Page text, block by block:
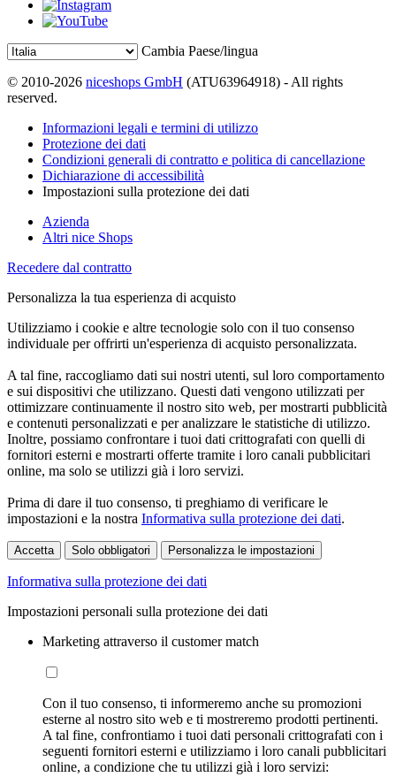
Cambia Paese/lingua
© 2010-2026 niceshops GmbH (ATU63964918) - All rights
reserved.
Informazioni legali e termini di utilizzo
Protezione dei dati
Condizioni generali di contratto e politica di cancellazione
Dichiarazione di accessibilità
Impostazioni sulla protezione dei dati
Azienda
Altri nice Shops
Recedere dal contratto
Personalizza la tua esperienza di acquisto
Utilizziamo i cookie e altre tecnologie solo con il tuo consenso
individuale per offrirti un'esperienza di acquisto personalizzata.
A tal fine, raccogliamo dati sui nostri utenti, sul loro comportamento
e sui dispositivi che utilizzano. Questi dati vengono utilizzati per
ottimizzare continuamente il nostro sito web, per mostrarti pubblicità
e contenuti personalizzati e per analizzare le statistiche di utilizzo.
Inoltre, possiamo confrontare i tuoi dati crittografati con quelli di
fornitori esterni e mostrarti offerte tramite i loro canali pubblicitari
online, ma solo se utilizzi già i loro servizi.
Prima di dare il tuo consenso, ti preghiamo di verificare le
impostazioni e la nostra Informativa sulla protezione dei dati.
Accetta Solo obbligatori Personalizza le impostazioni
Informativa sulla protezione dei dati
Impostazioni personali sulla protezione dei dati
Marketing attraverso il customer match
Con il tuo consenso, ti informeremo anche su promozioni
esterne al nostro sito web e ti mostreremo prodotti pertinenti.
A tal fine, confrontiamo i tuoi dati personali crittografati con i
seguenti fornitori esterni e utilizziamo i loro canali pubblicitari
online, a condizione che tu utilizzi già i loro servizi: